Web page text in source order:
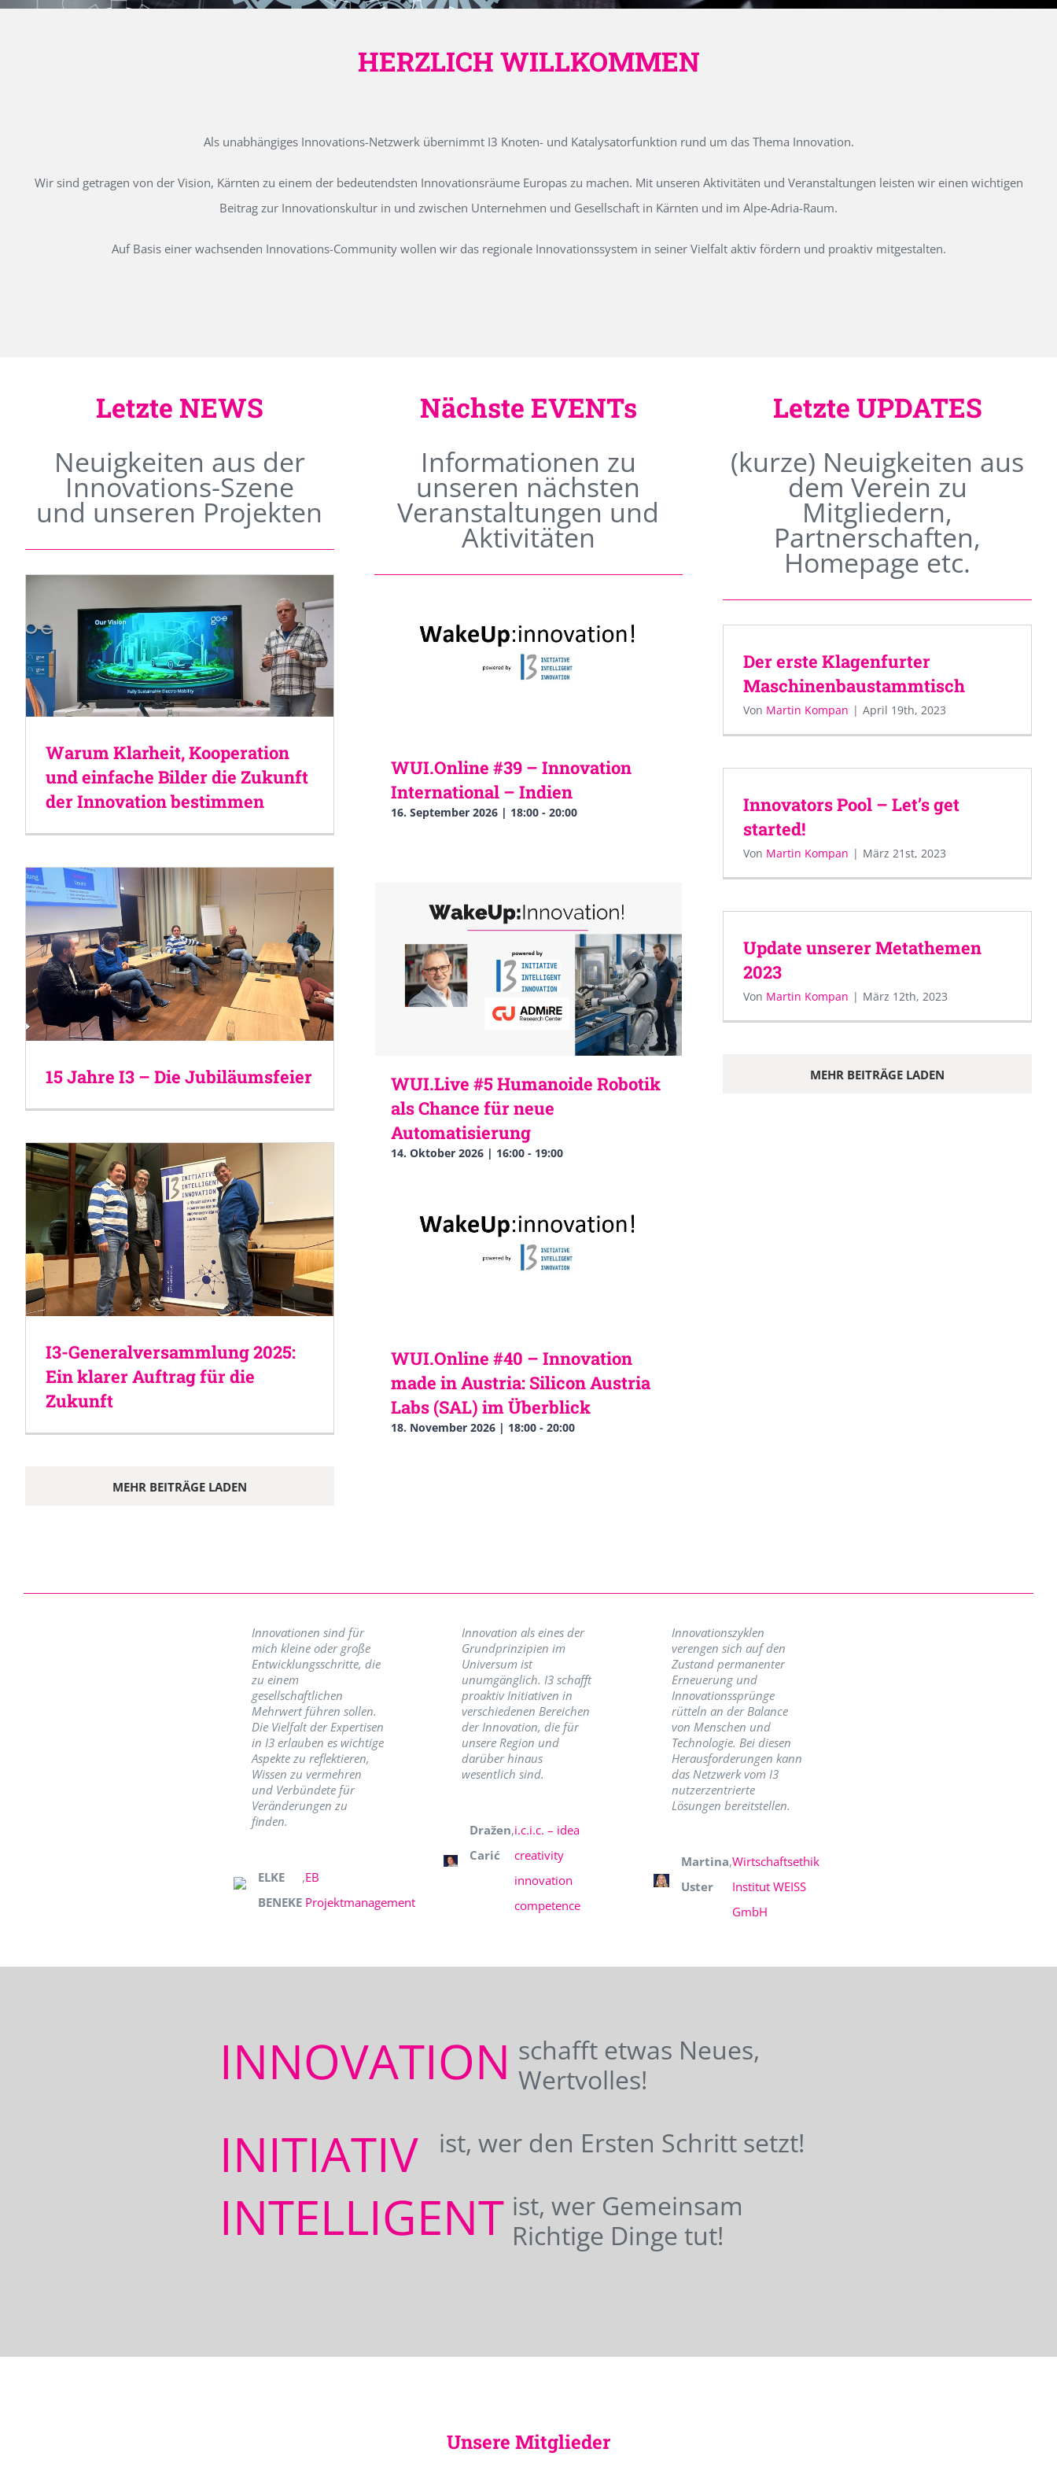
HERZLICH WILLKOMMEN
Als unabhängiges Innovations-Netzwerk übernimmt I3 Knoten- und Katalysatorfunktion rund um das Thema Innovation.
Wir sind getragen von der Vision, Kärnten zu einem der bedeutendsten Innovationsräume Europas zu machen. Mit unseren Aktivitäten und Veranstaltungen leisten wir einen wichtigen
Beitrag zur Innovationskultur in und zwischen Unternehmen und Gesellschaft in Kärnten und im Alpe-Adria-Raum.
Auf Basis einer wachsenden Innovations-Community wollen wir das regionale Innovationssystem in seiner Vielfalt aktiv fördern und proaktiv mitgestalten.
Letzte NEWS
Neuigkeiten aus der
Innovations-Szene
und unseren Projekten
Warum Klarheit, Kooperation
und einfache Bilder die Zukunft
der Innovation bestimmen
15 Jahre I3 – Die Jubiläumsfeier
I3-Generalversammlung 2025:
Ein klarer Auftrag für die
Zukunft
MEHR BEITRÄGE LADEN
Nächste EVENTs
Informationen zu
unseren nächsten
Veranstaltungen und
Aktivitäten
WUI.Online #39 – Innovation
International – Indien
16. September 2026 | 18:00- 20:00
WUI.Live #5 Humanoide Robotik
als Chance für neue
Automatisierung
14. Oktober 2026 | 16:00- 19:00
WUI.Online #40 – Innovation
made in Austria: Silicon Austria
Labs (SAL) im Überblick
18. November 2026 | 18:00- 20:00
Letzte UPDATES
(kurze) Neuigkeiten aus
dem Verein zu
Mitgliedern,
Partnerschaften,
Homepage etc.
Der erste Klagenfurter
Maschinenbaustammtisch
Von Martin Kompan | April 19th, 2023
Innovators Pool – Let’s get
started!
Von Martin Kompan | März 21st, 2023
Update unserer Metathemen
2023
Von Martin Kompan | März 12th, 2023
MEHR BEITRÄGE LADEN
Innovationen sind für
mich kleine oder große
Entwicklungsschritte, die
zu einem
gesellschaftlichen
Mehrwert führen sollen.
Die Vielfalt der Expertisen
in I3 erlauben es wichtige
Aspekte zu reflektieren,
Wissen zu vermehren
und Verbündete für
Veränderungen zu
finden.
ELKE
BENEKE
,EB
Projektmanagement
Innovation als eines der
Grundprinzipien im
Universum ist
unumgänglich. I3 schafft
proaktiv Initiativen in
verschiedenen Bereichen
der Innovation, die für
unsere Region und
darüber hinaus
wesentlich sind.
Dražen
Carić
,i.c.i.c. – idea
creativity
innovation
competence
Innovationszyklen
verengen sich auf den
Zustand permanenter
Erneuerung und
Innovationssprünge
rütteln an der Balance
von Menschen und
Technologie. Bei diesen
Herausforderungen kann
das Netzwerk vom I3
nutzerzentrierte
Lösungen bereitstellen.
Martina
Uster
,Wirtschaftsethik
Institut WEISS
GmbH
INNOVATION schafft etwas Neues,
Wertvolles!
INITIATIV ist, wer den Ersten Schritt setzt!
INTELLIGENT ist, wer Gemeinsam
Richtige Dinge tut!
Unsere Mitglieder